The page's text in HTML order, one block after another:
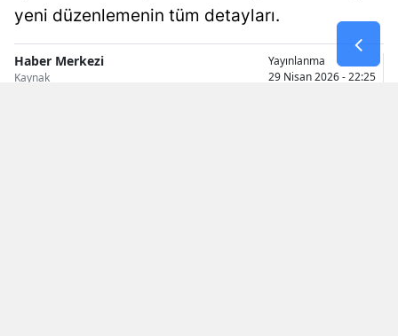
Sinop
Sivas
yeni düzenlemenin tüm detayları.
Haber Merkezi
Kaynak
Yayınlanma
29 Nisan 2026 - 22:25